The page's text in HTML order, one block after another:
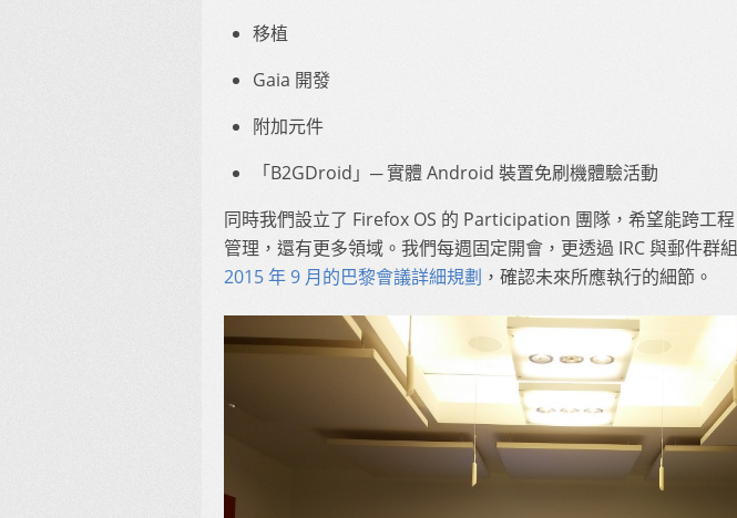
移植
Gaia 開發
附加元件
「B2GDroid」─ 實體 Android 裝置免刷機體驗活動
同時我們設立了 Firefox OS 的 Participation 團隊，希望能跨工
管理，還有更多領域。我們每週固定開會，更透過 IRC 與郵件群
2015 年 9 月的巴黎會議詳細規劃 ，確認未來所應執行的細節。